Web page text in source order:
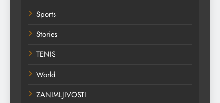
Sports
Stories
TENIS
World
ZANIMLJIVOSTI